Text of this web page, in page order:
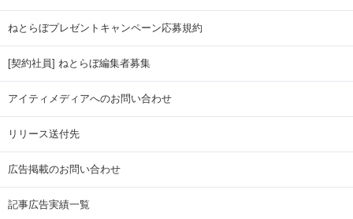
ねとらぼプレゼントキャンペーン応募規約
[契約社員] ねとらぼ編集者募集
アイティメディアへのお問い合わせ
リリース送付先
広告掲載のお問い合わせ
記事広告実績一覧